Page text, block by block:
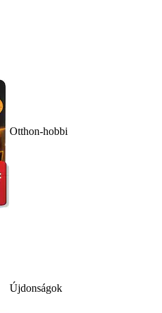
Otthon-hobbi
Újdonságok